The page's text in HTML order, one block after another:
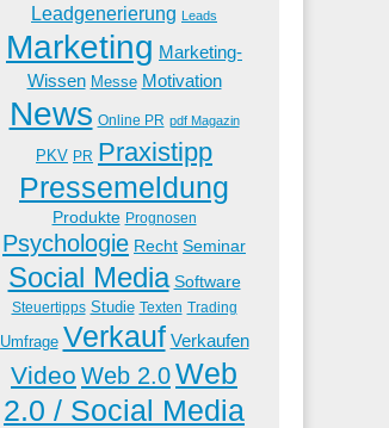
Leadgenerierung Leads
Marketing Marketing-
Wissen Messe Motivation
News Online PR pdf Magazin
PKV PR Praxistipp
Pressemeldung
Produkte Prognosen
Psychologie Recht Seminar
Social Media Software
Steuertipps Studie Texten Trading
Umfrage Verkauf Verkaufen
Video Web 2.0Web
2.0 / Social Media